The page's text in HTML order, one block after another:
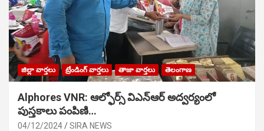
జిల్లా వార్తలు ట్రేండింగ్ వార్తలు తాజా వార్తలు తెలంగాణ
Alphores VNR: ఆల్ఫోర్స్ విఎన్ఆర్ అద్వర్యంలో
పుస్తకాలు పంపిణి…
04/12/2024 SIRA NEWS